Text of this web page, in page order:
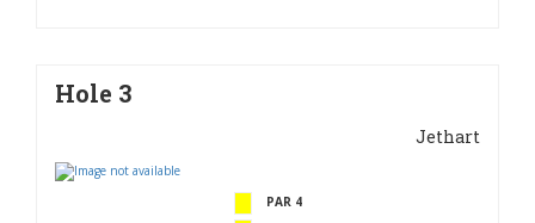
Hole 3
Jethart
PAR 4